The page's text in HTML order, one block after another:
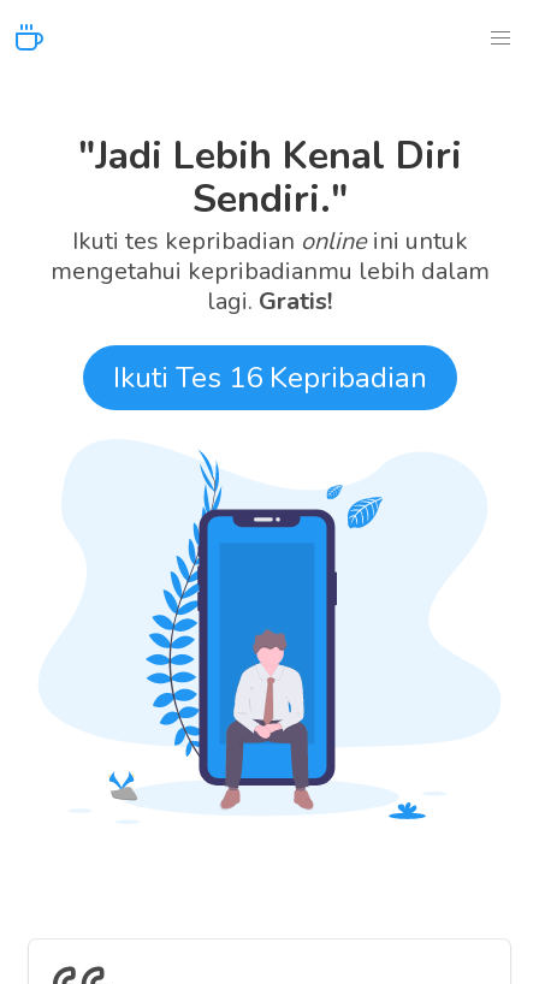
"Jadi Lebih Kenal Diri
Sendiri."
Ikuti tes kepribadian onlineini untuk
mengetahui kepribadianmu lebih dalam
lagi. Gratis!
Ikuti Tes 16 Kepribadian